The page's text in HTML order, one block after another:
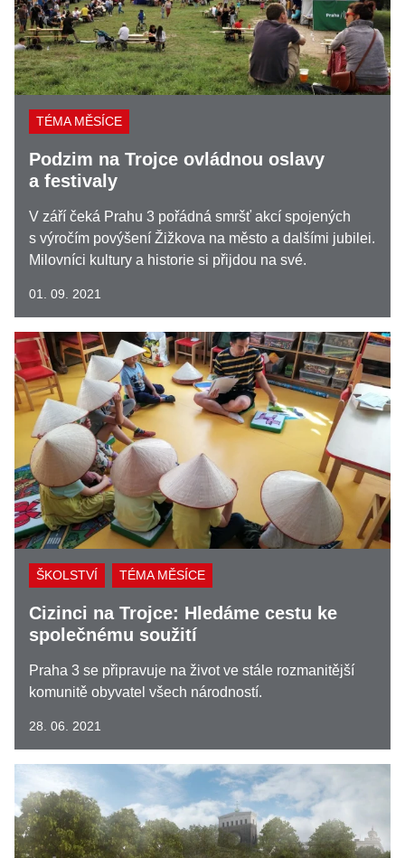
TÉMA MĚSÍCE
Podzim na Trojce ovládnou oslavy
a festivaly
V září čeká Prahu 3 pořádná smršť akcí spojených
s výročím povýšení Žižkova na město a dalšími jubilei.
Milovníci kultury a historie si přijdou na své.
01. 09. 2021
ŠKOLSTVÍ TÉMA MĚSÍCE
Cizinci na Trojce: Hledáme cestu ke
společnému soužití
Praha 3 se připravuje na život ve stále rozmanitější
komunitě obyvatel všech národností.
28. 06. 2021